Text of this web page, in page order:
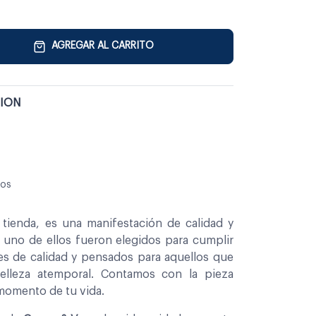
AGREGAR AL CARRITO
es una manifestación de calidad y
uno de ellos fueron elegidos para cumplir
de calidad y pensados para aquellos que
atemporal. Contamos con la pieza
de tu vida.